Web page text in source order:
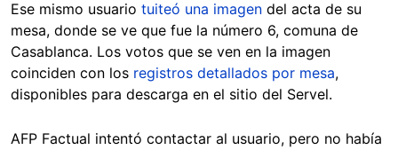
Ese mismo usuario tuiteó una imagen del acta de su
mesa, donde se ve que fue la número 6, comuna de
Casablanca. Los votos que se ven en la imagen
coinciden con los registros detallados por mesa,
disponibles para descarga en el sitio del Servel.
AFP Factual intentó contactar al usuario, pero no había